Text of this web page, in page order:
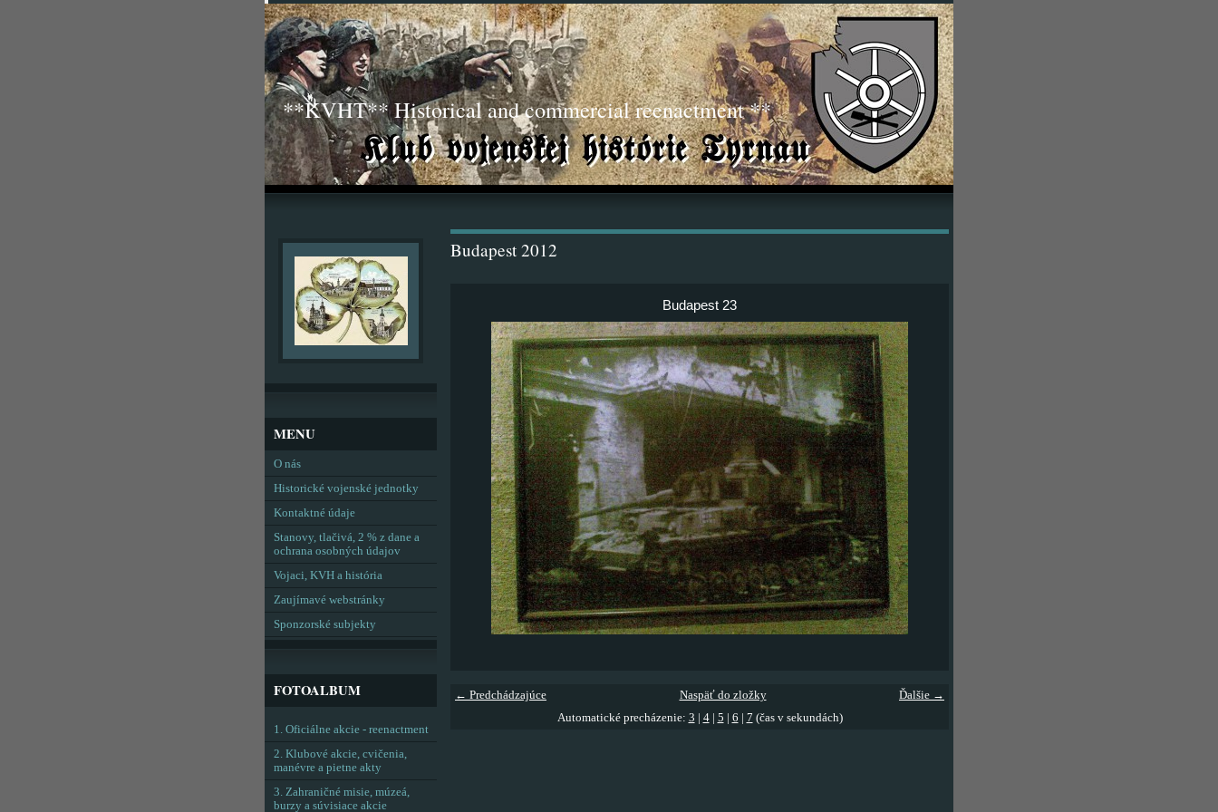
**KVHT** Historical and commercial reenactment **
Budapest 2012
Budapest 23
← Predchádzajúce Ďalšie →
Naspäť do zložky
Automatické precházenie: 3 4| 5 6 7 (čas v sekundách)
MENU
O nás
Historické vojenské jednotky
Kontaktné údaje
Stanovy, tlačivá, 2 % z dane a
ochrana osobných údajov
Vojaci, KVH a história
Zaujímavé webstránky
Sponzorské subjekty
FOTOALBUM
1. Oficiálne akcie - reenactment
2. Klubové akcie, cvičenia,
manévre a pietne akty
3. Zahraničné misie, múzeá,
burzy a súvisiace akcie